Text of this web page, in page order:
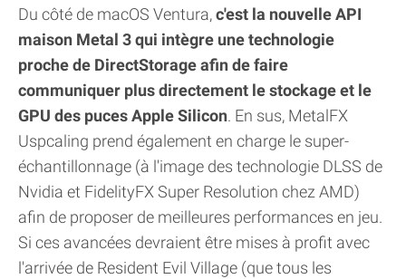
Du côté de macOS Ventura,c'est la nouvelle API
maison Metal 3 qui intègre une technologie
proche de DirectStorage afin de faire
communiquer plus directement le stockage et le
GPU des puces Apple Silicon. En sus, MetalFX
Uspcaling prend également en charge le super-
échantillonnage (à l'image des technologie DLSS de
Nvidia et FidelityFX Super Resolution chez AMD)
afin de proposer de meilleures performances en jeu.
Si ces avancées devraient être mises à profit avec
l'arrivée de Resident Evil Village (que tous les